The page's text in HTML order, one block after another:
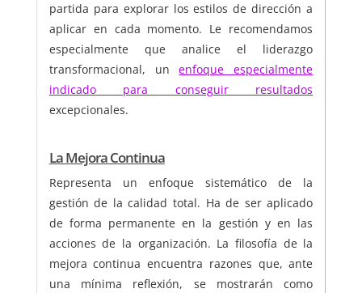
partida para explorar los estilos de dirección a
aplicar en cada momento. Le recomendamos
especialmente que analice el liderazgo
transformacional, unenfoque especialmente
indicado para conseguir resultados
excepcionales.
La Mejora Continua
Representa un enfoque sistemático de la
gestión de la calidad total. Ha de ser aplicado
de forma permanente en la gestión y en las
acciones de la organización. La filosofía de la
mejora continua encuentra razones que, ante
una mínima reflexión, se mostrarán como